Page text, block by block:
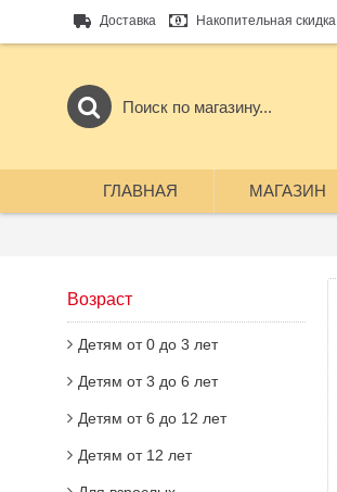
Доставка Накопительная скидка
ГЛАВНАЯ МАГАЗИН
Возраст
Детям от 0 до 3 лет
Детям от 3 до 6 лет
Детям от 6 до 12 лет
Детям от 12 лет